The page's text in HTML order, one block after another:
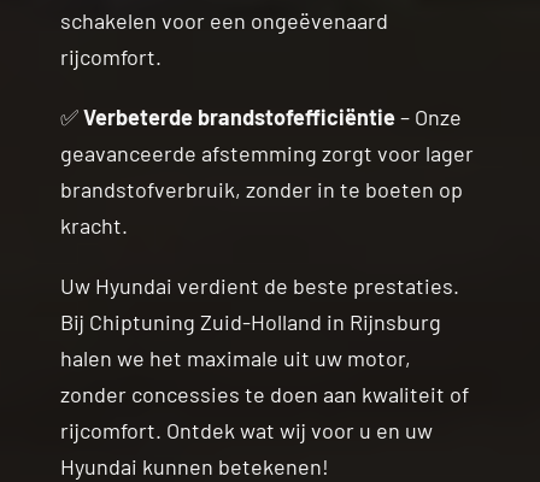
schakelen voor een ongeëvenaard
rijcomfort.
✅Verbeterde brandstofefficiëntie– Onze
geavanceerde afstemming zorgt voor lager
brandstofverbruik, zonder in te boeten op
kracht.
Uw Hyundai verdient de beste prestaties.
Bij Chiptuning Zuid-Holland in Rijnsburg
halen we het maximale uit uw motor,
zonder concessies te doen aan kwaliteit of
rijcomfort. Ontdek wat wij voor u en uw
Hyundai kunnen betekenen!